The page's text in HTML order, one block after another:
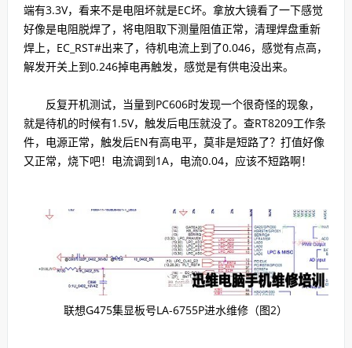
端有3.3V，看来不是电阻坏就是EC坏。拿放大镜看了一下感觉
好像是电阻脱焊了，将电阻取下测量阻值正常，清理焊盘重新
焊上，EC_RST#出来了，待机电流上到了0.046，感觉有点高，
解发开关上到0.246掉电再触发，感觉是有供电没出来。
反复开机测试，当量到PC606时发现一个很奇怪的现象，
就是待机的时候有1.5V，触发后电压就没了。查RT8209工作条
件，电源正常，触发后EN有高电平，莫非是短路了？打值好像
又正常，烧下吧！电流调到1A，电流0.04，应该不短路啊！
联想G475集显板号LA-6755P进水维修（图2）